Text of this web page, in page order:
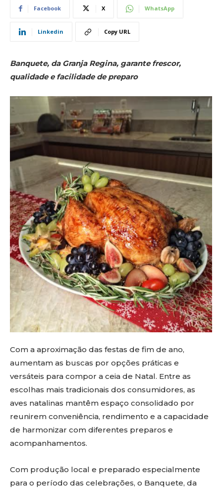
Facebook X WhatsApp
Linkedin Copy URL
Banquete, da Granja Regina, garante frescor,
qualidade e facilidade de preparo
Com a aproximação das festas de fim de ano,
aumentam as buscas por opções práticas e
versáteis para compor a ceia de Natal. Entre as
escolhas mais tradicionais dos consumidores, as
aves natalinas mantêm espaço consolidado por
reunirem conveniência, rendimento e a capacidade
de harmonizar com diferentes preparos e
acompanhamentos.
Com produção local e preparado especialmente
para o período das celebrações, o Banquete, da